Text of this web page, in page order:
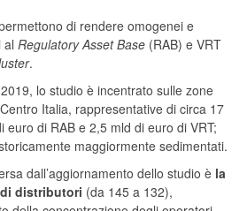
di rendere omogenei e
al Regulatory Asset Base (RAB) e VRT
.
lo studio è incentrato sulle zone
Italia, rappresentative di circa 17
euro di RAB e 2,5 mld di euro di VRT;
maggiormente sedimentati.
dall’aggiornamento dello studio è la
distributori (da 145 a 132),